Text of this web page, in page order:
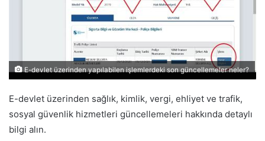
E-devlet üzerinden yapılabilen işlemlerdeki son güncellemeler neler?
E-devlet üzerinden sağlık, kimlik, vergi, ehliyet ve trafik,
sosyal güvenlik hizmetleri güncellemeleri hakkında detaylı
bilgi alın.